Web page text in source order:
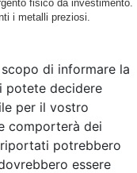
fisico da investimento.
i metalli preziosi.
di informare la
potete decidere
per il vostro
comporterà dei
potrebbero
essere